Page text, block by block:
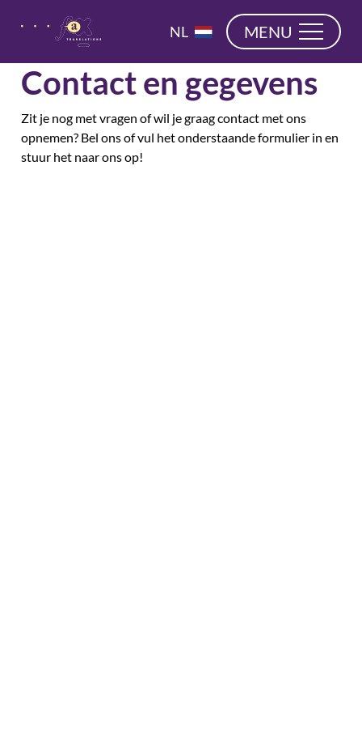
NL
DE
MENU
Contact en gegevens
Zit je nog met vragen of wil je graag contact met ons
opnemen? Bel ons of vul het onderstaande formulier in en
stuur het naar ons op!